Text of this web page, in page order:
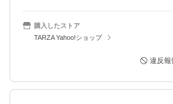
購入したストア
TARZA Yahoo!ショップ
違反報